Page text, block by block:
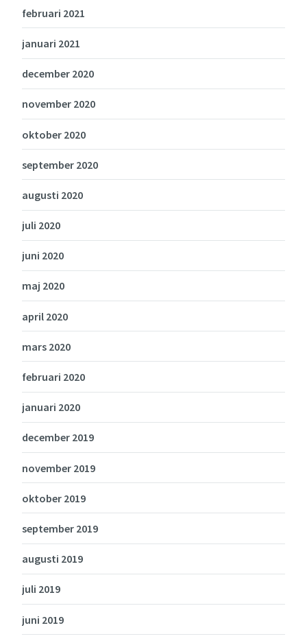
februari 2021
januari 2021
december 2020
november 2020
oktober 2020
september 2020
augusti 2020
juli 2020
juni 2020
maj 2020
april 2020
mars 2020
februari 2020
januari 2020
december 2019
november 2019
oktober 2019
september 2019
augusti 2019
juli 2019
juni 2019